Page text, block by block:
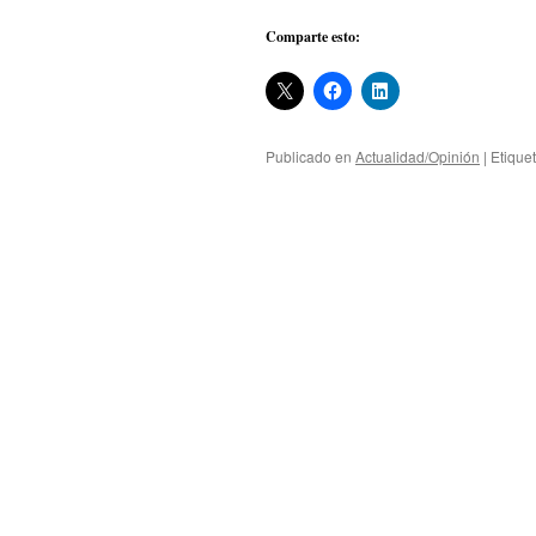
Comparte esto:
Publicado en Actualidad/Opinión |